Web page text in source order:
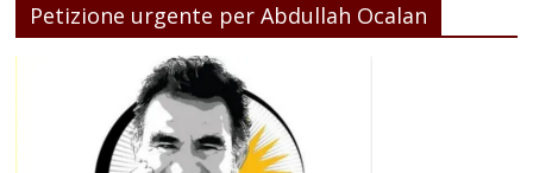
Petizione urgente per Abdullah Ocalan